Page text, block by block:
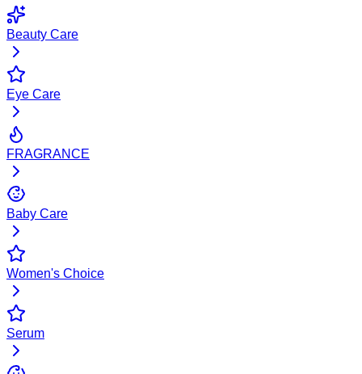
Beauty Care
Eye Care
FRAGRANCE
Baby Care
Women's Choice
Serum